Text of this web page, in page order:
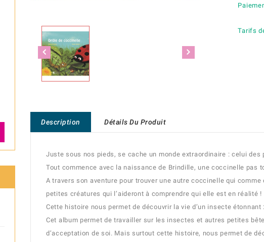
Tarifs
Description Détails Du Produit
Juste sous nos pieds, se cache un monde extraordinaire : celui des
Tout commence avec la naissance de Brindille, une coccinelle pas
A travers son aventure pour trouver une autre coccinelle qui
petites créatures qui l’aideront à comprendre qui elle est en réalité !
Cette histoire nous permet de découvrir la vie d’un insecte étonnant
Cet album permet de travailler sur les insectes et autres petites
d’acceptation de soi. Mais surtout cette histoire, nous permet de